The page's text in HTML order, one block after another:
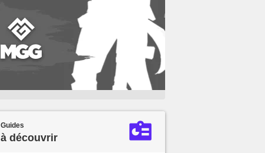
Guides
à découvrir